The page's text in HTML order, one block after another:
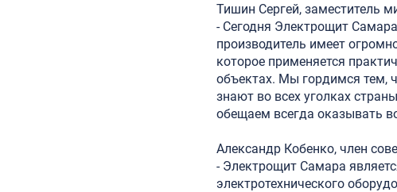
Тишин Сергей, заместитель
- Сегодня Электрощит
производитель имеет
которое применяется
объектах. Мы гордимся тем,
знают во всех уголках
обещаем всегда оказывать
Александр Кобенко, член
- Электрощит Самара
электротехнического